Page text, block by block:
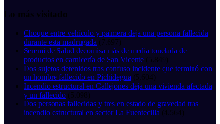
Lo más visitado
Choque entre vehículo y palmera deja una persona fallecida
durante esta madrugada (7.697)
Seremi de Salud decomisa más de media tonelada de
productos en carnicería de San Vicente (5.849)
Dos sujetos detenidos tras confuso incidente que terminó con
un hombre fallecido en Pichidegua (5.604)
Incendio estructural en Callejones deja una vivienda afectada
y un fallecido (5.098)
Dos personas fallecidas y tres en estado de gravedad tras
incendio estructural en sector La Fuentecilla (4.564)